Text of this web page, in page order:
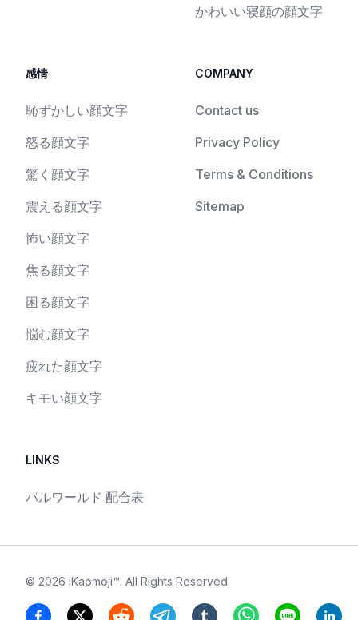
かわいい寝顔の顔文字
感情
恥ずかしい顔文字
怒る顔文字
驚く顔文字
震える顔文字
怖い顔文字
焦る顔文字
困る顔文字
悩む顔文字
疲れた顔文字
キモい顔文字
COMPANY
Contact us
Privacy Policy
Terms & Conditions
Sitemap
LINKS
パルワールド 配合表
© 2026 iKaomoji™. All Rights Reserved.